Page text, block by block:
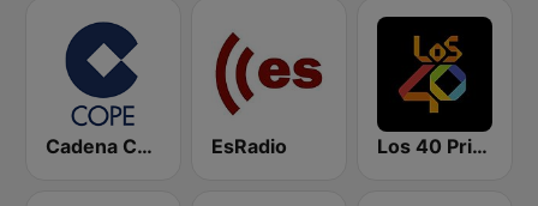
Cadena COPE EsRadio Los 40 Principales